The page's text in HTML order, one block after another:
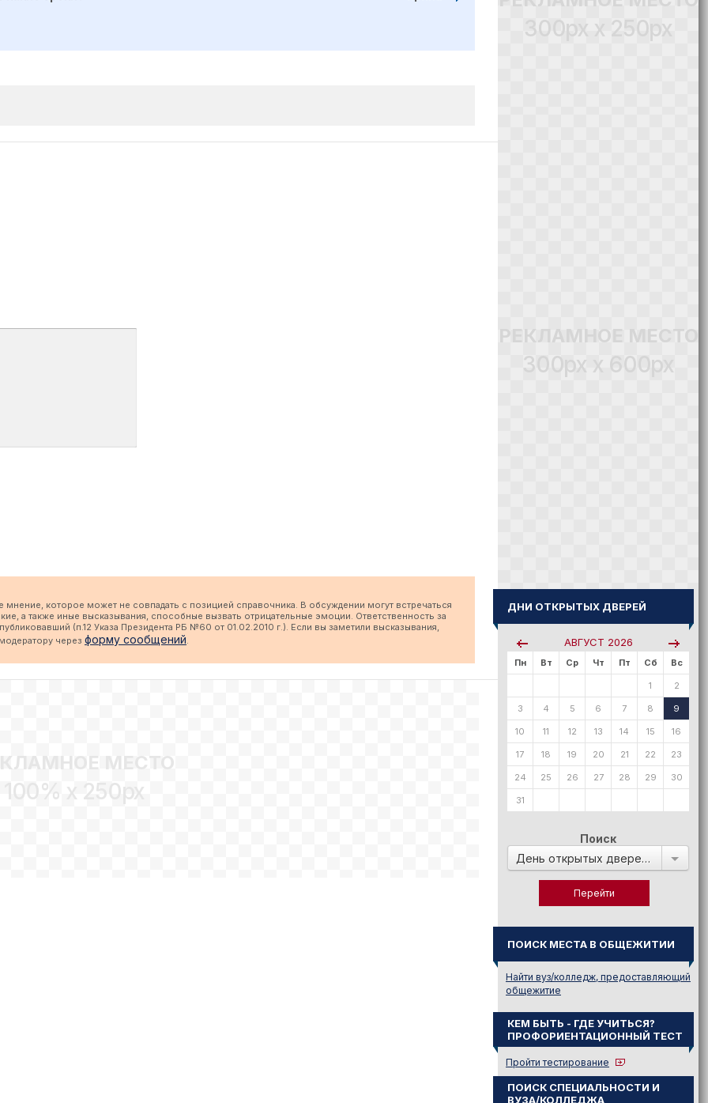
которое может не совпадать с позицией справочника. В обсуждении могут встречаться
а также иные высказывания, способные вызвать отрицательные эмоции. Ответственность за
(п.12 Указа Президента РБ №60 от 01.02.2010 г.). Если вы заметили высказывания,
через форму сообщений.
МЕСТО
100% x 250px
300px x 250px
РЕКЛАМНОЕ МЕСТО
300px x 600px
ДНИ ОТКРЫТЫХ ДВЕРЕЙ
АВГУСТ 2026
Пн Вт Ср Чт Пт Сб Вс
1 2
3 4 5 6 7 8 9
10 11 12 13 14 15 16
17 18 19 20 21 22 23
24 25 26 27 28 29 30
31
Поиск
День открытых дверей в:
ПОИСК МЕСТА В ОБЩЕЖИТИИ
Найти вуз/колледж, предоставляющий
общежитие
КЕМ БЫТЬ - ГДЕ УЧИТЬСЯ?
ПРОФОРИЕНТАЦИОННЫЙ ТЕСТ
Пройти тестирование
ПОИСК СПЕЦИАЛЬНОСТИ И
ВУЗА/КОЛЛЕДЖА